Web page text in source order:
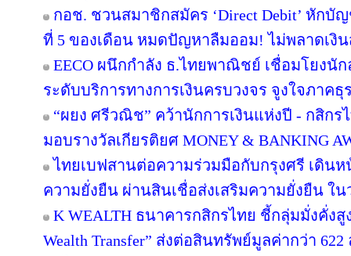
กอช. ชวนสมาชิกสมัคร ‘Direct Debit’ หัก
ที่ 5 ของเดือน หมดปัญหาลืมออม! ไม่พลาดเงิ
EECO ผนึกกำลัง ธ.ไทยพาณิชย์ เชื่อมโยงนั
ระดับบริการทางการเงินครบวงจร จูงใจภาค
“ผยง ศรีวณิช” คว้านักการเงินแห่งปี - กสิก
มอบรางวัลเกียรติยศ MONEY & BANKING
ไทยเบฟสานต่อความร่วมมือกับกรุงศรี เดิน
ความยั่งยืน ผ่านสินเชื่อส่งเสริมความยั่งยืน ใน
K WEALTH ธนาคารกสิกรไทย ชี้กลุ่มมั่งคั่งสู
Wealth Transfer” ส่งต่อสินทรัพย์มูลค่ากว่า